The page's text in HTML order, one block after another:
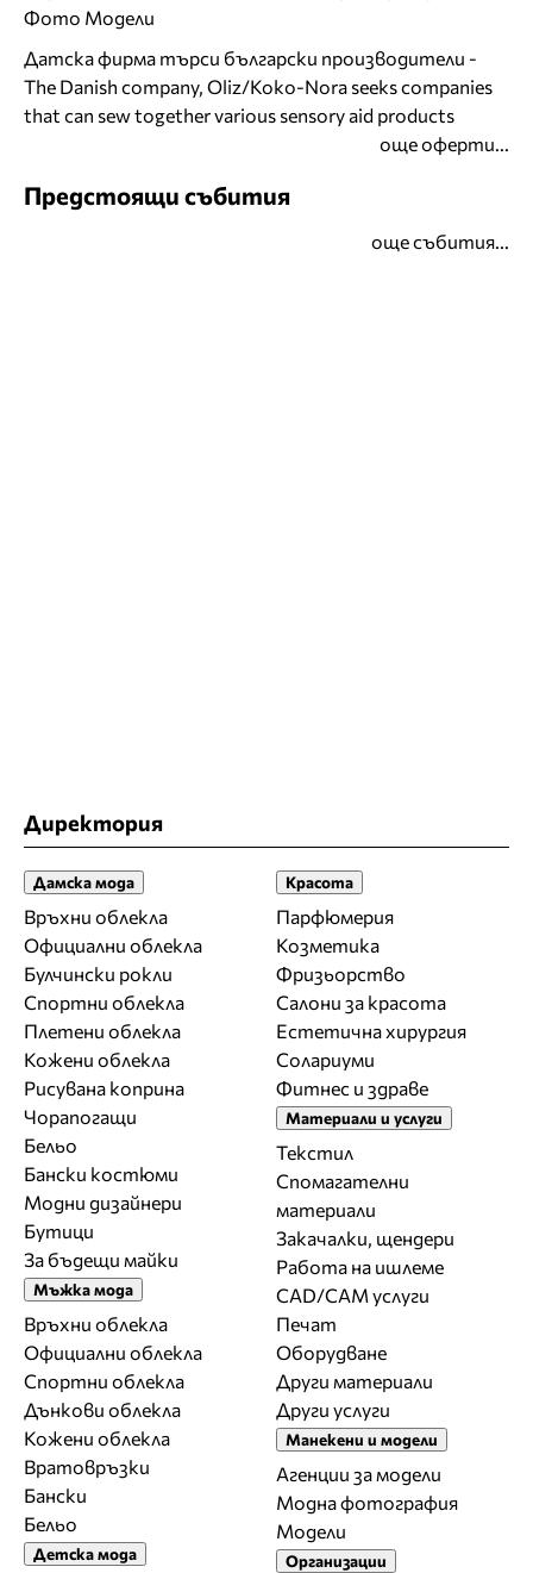
Фото Модели
Датска фирма търси български производители -
The Danish company, Oliz/Koko-Nora seeks companies
that can sew together various sensory aid products
още оферти...
Предстоящи събития
още събития...
Директория
Дамска мода
Връхни облекла
Официални облекла
Булчински рокли
Спортни облекла
Плетени облекла
Кожени облекла
Рисувана коприна
Чорапогащи
Бельо
Бански костюми
Модни дизайнери
Бутици
За бъдещи майки
Мъжка мода
Връхни облекла
Официални облекла
Спортни облекла
Дънкови облекла
Кожени облекла
Вратовръзки
Бански
Бельо
Детска мода
Красота
Парфюмерия
Козметика
Фризьорство
Салони за красота
Естетична хирургия
Солариуми
Фитнес и здраве
Материали и услуги
Текстил
Спомагателни
материали
Закачалки, щендери
Работа на ишлеме
CAD/CAM услуги
Печат
Оборудване
Други материали
Други услуги
Манекени и модели
Агенции за модели
Модна фотография
Модели
Организации